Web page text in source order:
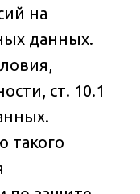
на
данных.
ст. 10.1
такого